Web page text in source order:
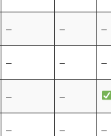
– – –
– – –
– –
– – –